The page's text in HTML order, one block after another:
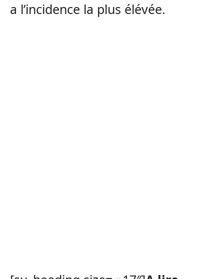
a l’incidence la plus élévée.